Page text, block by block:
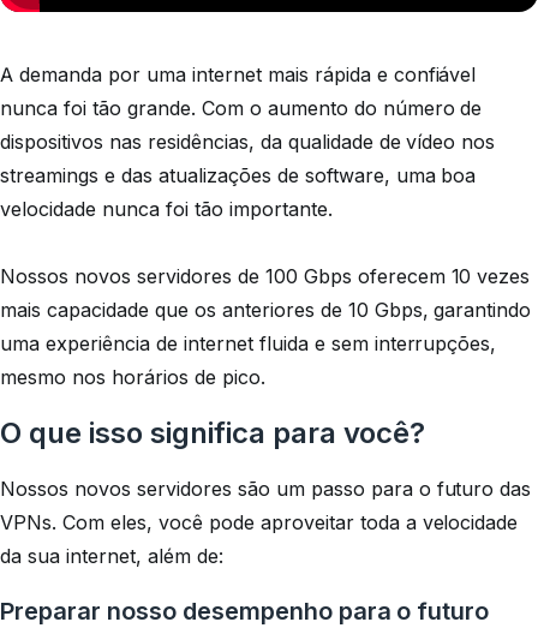
A demanda por uma internet mais rápida e confiável
nunca foi tão grande. Com o aumento do número de
dispositivos nas residências, da qualidade de vídeo nos
streamings e das atualizações de software, uma boa
velocidade nunca foi tão importante.
Nossos novos servidores de 100 Gbps oferecem 10 vezes
mais capacidade que os anteriores de 10 Gbps, garantindo
uma experiência de internet fluida e sem interrupções,
mesmo nos horários de pico.
O que isso significa para você?
Nossos novos servidores são um passo para o futuro das
VPNs. Com eles, você pode aproveitar toda a velocidade
da sua internet, além de:
Preparar nosso desempenho para o futuro